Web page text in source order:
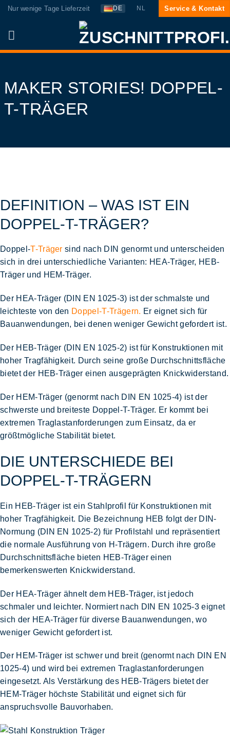
Zum
springen
Nur wenige Tage Lieferzeit DE NL Service & Kontakt
MAKER STORIES! DOPPEL-
T-TRÄGER
DEFINITION – WAS IST EIN
DOPPEL-T-TRÄGER?
Doppel-T-Träger sind nach DIN genormt und unterscheiden
sich in drei unterschiedliche Varianten: HEA-Träger, HEB-
Träger und HEM-Träger.
Der HEA-Träger (DIN EN 1025-3) ist der schmalste und
leichteste von den Doppel-T-Trägern. Er eignet sich für
Bauanwendungen, bei denen weniger Gewicht gefordert ist.
Der HEB-Träger (DIN EN 1025-2) ist für Konstruktionen mit
hoher Tragfähigkeit. Durch seine große Durchschnittsfläche
bietet der HEB-Träger einen ausgeprägten Knickwiderstand.
Der HEM-Träger (genormt nach DIN EN 1025-4) ist der
schwerste und breiteste Doppel-T-Träger. Er kommt bei
extremen Traglastanforderungen zum Einsatz, da er
größtmögliche Stabilität bietet.
DIE UNTERSCHIEDE BEI
DOPPEL-T-TRÄGERN
Ein HEB-Träger ist ein Stahlprofil für Konstruktionen mit
hoher Tragfähigkeit. Die Bezeichnung HEB folgt der DIN-
Normung (DIN EN 1025-2) für Profilstahl und repräsentiert
die normale Ausführung von H-Trägern. Durch ihre große
Durchschnittsfläche bieten HEB-Trägereinen
bemerkenswerten Knickwiderstand.
Der HEA-Träger ähnelt dem HEB-Träger, ist jedoch
schmaler und leichter. Normiert nach DIN EN 1025-3 eignet
sich der HEA-Träger für diverse Bauanwendungen, wo
weniger Gewicht gefordert ist.
Der HEM-Träger ist schwer und breit (genormt nach DIN EN
1025-4) und wird bei extremen Traglastanforderungen
eingesetzt. Als Verstärkung des HEB-Trägers bietet der
HEM-Träger höchste Stabilität und eignet sich für
anspruchsvolle Bauvorhaben.